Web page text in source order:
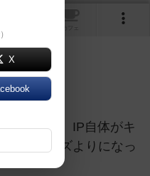
ン◯ノ。
の中でも、IP自体がキ
なりキッズよりになっ
X